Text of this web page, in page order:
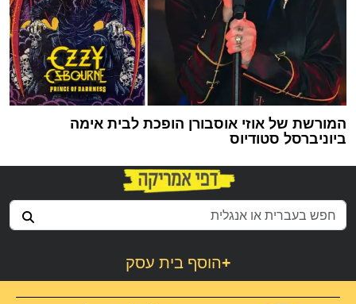
המורשת של אוזי אוסבורן הופכת לבית אימה
ביוניברסל סטודיוס
הוסף בית עסק+